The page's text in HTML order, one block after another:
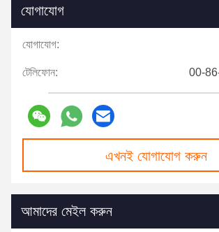
যোগাযোগ
যোগাযোগ:
টেলিফোন: 00-
এখনই যোগাযোগ করুন
আমাদের মেইল করুন